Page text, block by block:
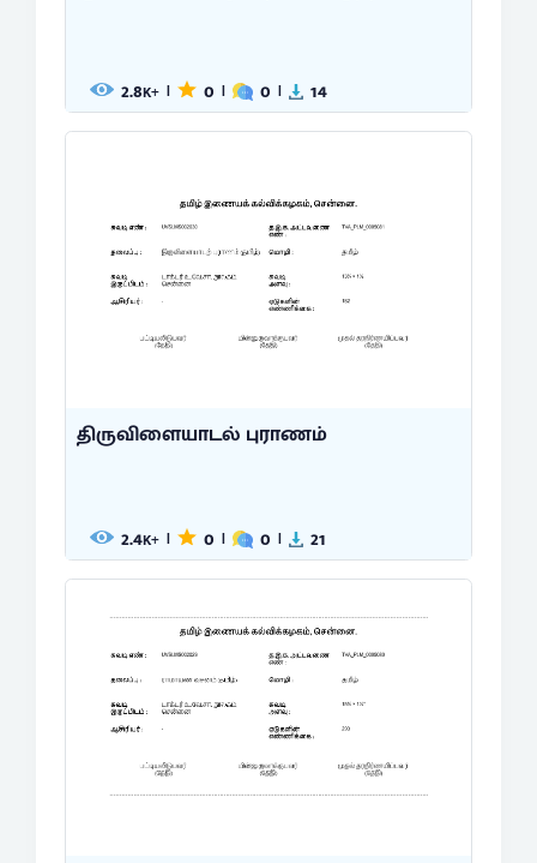
2.8K+ | 0 | 0 | 14
திருவிளையாடல் புராணம்
2.4K+ | 0 | 0 | 21